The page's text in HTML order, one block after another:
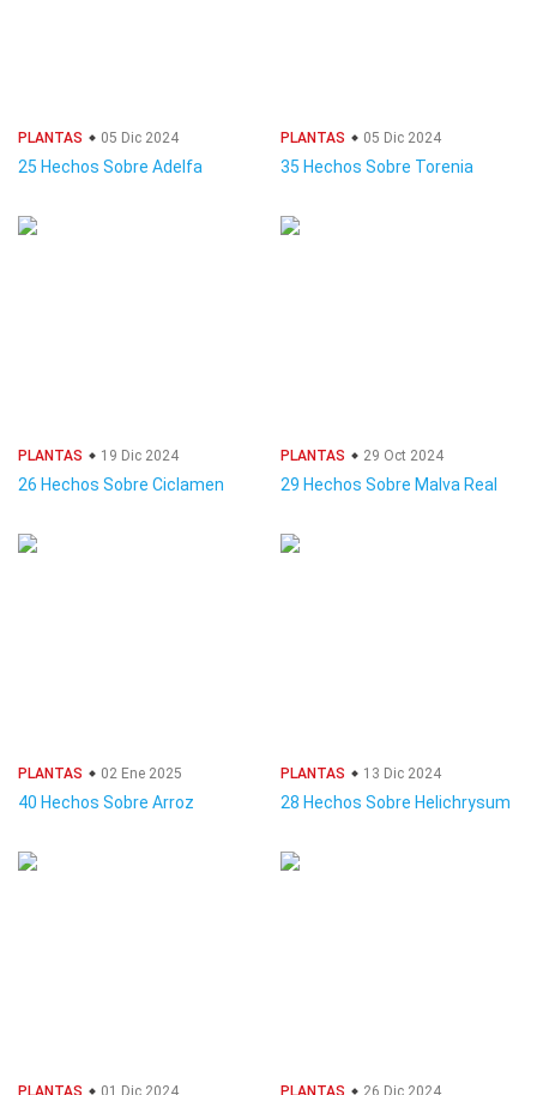
PLANTAS 05 Dic 2024
25 Hechos Sobre Adelfa
PLANTAS 05 Dic 2024
35 Hechos Sobre Torenia
PLANTAS 19 Dic 2024
26 Hechos Sobre Ciclamen
PLANTAS 29 Oct 2024
29 Hechos Sobre Malva Real
PLANTAS 02 Ene 2025
40 Hechos Sobre Arroz
PLANTAS 13 Dic 2024
28 Hechos Sobre Helichrysum
PLANTAS 01 Dic 2024 PLANTAS 26 Dic 2024